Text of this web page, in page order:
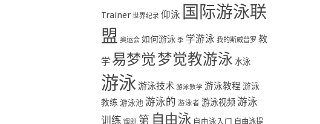
Trainer 世界纪录 仰泳 国际游泳联
盟 奥运会 如何游泳 季 学游泳 我的斯威普罗 教
学 易梦觉梦觉教游泳 水泳
游泳游泳技术 游泳教学 游泳教程 游泳
教练 游泳池 游泳的 游泳者 游泳视频 游泳
训练 烟郎 第 自由泳 自由泳入门 自由泳提